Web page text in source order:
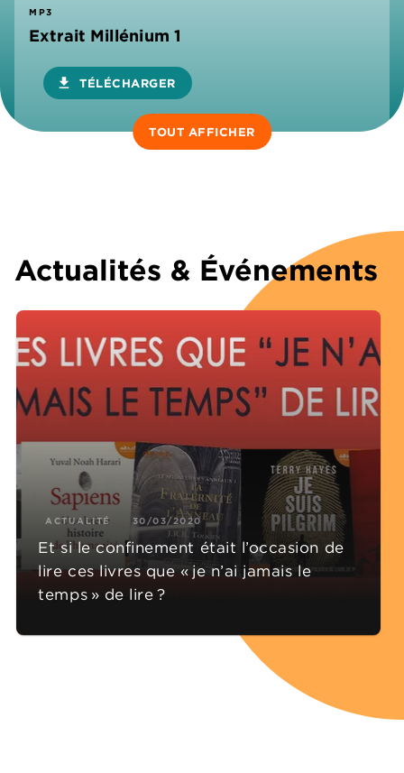
MP3
Extrait Millénium 1
download TÉLÉCHARGER
TOUT AFFICHER
Actualités & Événements
ACTUALITÉ 30/03/2020
Et si le confinement était l’occasion de
lire ces livres que « je n’ai jamais le
temps » de lire ?